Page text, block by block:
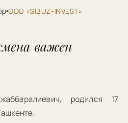
ООО «SIBUZ-INVEST»
важен
родился 17